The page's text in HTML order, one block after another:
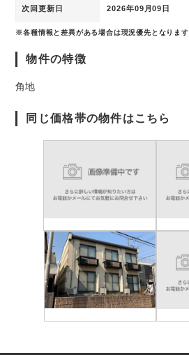
次回更新日 2026年09月09日
※各種情報と差異がある場合は現況優先となります
物件の特徴
角地
同じ価格帯の物件はこちら